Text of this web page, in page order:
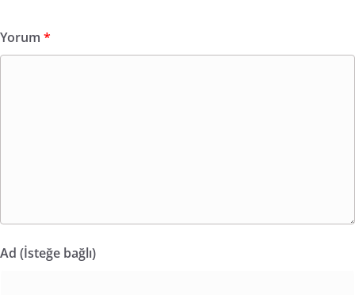
Yorum *
Ad (İsteğe bağlı)